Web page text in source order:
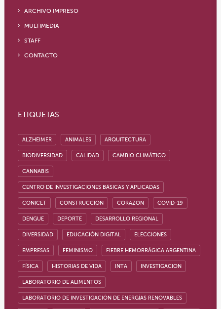
ARCHIVO IMPRESO
MULTIMEDIA
STAFF
CONTACTO
ETIQUETAS
ALZHEIMER ANIMALES ARQUITECTURA
BIODIVERSIDAD CALIDAD CAMBIO CLIMÁTICO
CANNABIS
CENTRO DE INVESTIGACIONES BÁSICAS Y APLICADAS
CONICET CONSTRUCCIÓN CORAZÓN COVID-19
DENGUE DEPORTE DESARROLLO REGIONAL
DIVERSIDAD EDUCACIÓN DIGITAL ELECCIONES
EMPRESAS FEMINISMO FIEBRE HEMORRÁGICA ARGENTINA
FÍSICA HISTORIAS DE VIDA INTA INVESTIGACION
LABORATORIO DE ALIMENTOS
LABORATORIO DE INVESTIGACIÓN DE ENERGÍAS RENOVABLES